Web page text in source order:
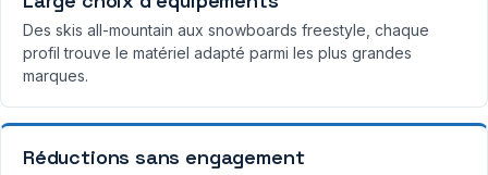
Des skis all-mountain aux snowboards freestyle, chaque
profil trouve le matériel adapté parmi les plus grandes
marques.
Réductions sans engagement